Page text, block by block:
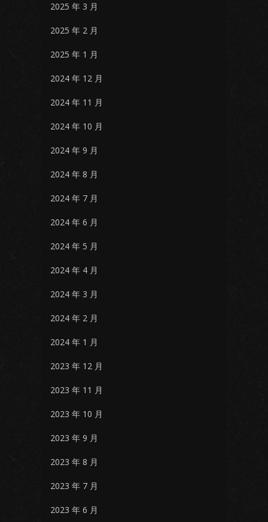
2025 年 3 月
2025 年 2 月
2025 年 1 月
2024 年 12 月
2024 年 11 月
2024 年 10 月
2024 年 9 月
2024 年 8 月
2024 年 7 月
2024 年 6 月
2024 年 5 月
2024 年 4 月
2024 年 3 月
2024 年 2 月
2024 年 1 月
2023 年 12 月
2023 年 11 月
2023 年 10 月
2023 年 9 月
2023 年 8 月
2023 年 7 月
2023 年 6 月